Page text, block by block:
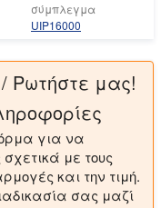
σύμπλεγμα
UIP16000
Ρωτήστε μας!
για να
με τους
και την τιμή.
σας μαζί